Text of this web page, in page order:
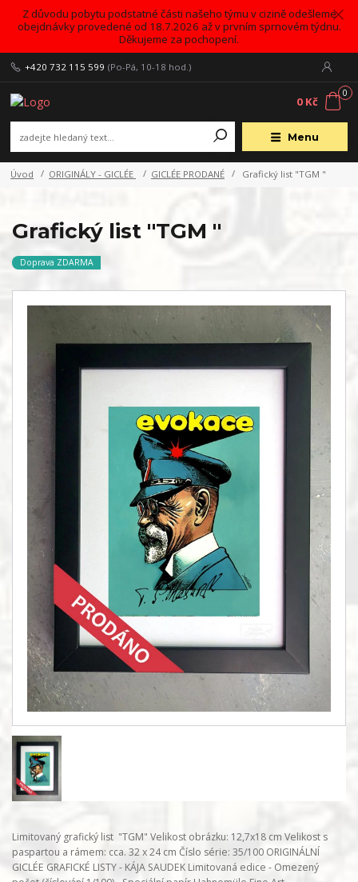
Z důvodu pobytu podstatné části našeho týmu v cizině odešleme
obejdnávky provedené od 18.7.2026 až v prvním sprnovém týdnu.
Děkujeme za pochopení.
Menu
+420 732 115 599 (Po-Pá, 10-18 hod.)
0
0 Kč
Úvod ORIGINÁLY - GICLÉE GICLÉE PRODANÉ Grafický list "TGM "
Grafický list "TGM "
Doprava ZDARMA
Limitovaný grafický list "TGM" Velikost obrázku: 12,7x18 cm Velikost s
paspartou a rámem: cca. 32 x 24 cm Číslo série: 35/100 ORIGINÁLNÍ
GICLÉE GRAFICKÉ LISTY - KÁJA SAUDEK Limitovaná edice - Omezený